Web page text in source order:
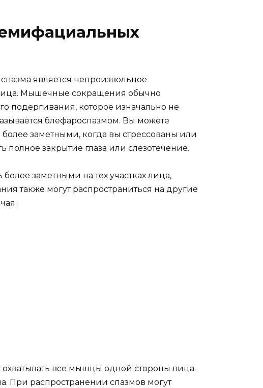
является непроизвольное
Мышечные сокращения обычно
подергивания, которое изначально не
блефароспазмом. Вы можете
более заметными, когда вы стрессованы или
полное закрытие глаза или слезотечение.
заметными на тех участках лица,
также могут распространиться на другие
все мышцы одной стороны лица.
При распространении спазмов могут